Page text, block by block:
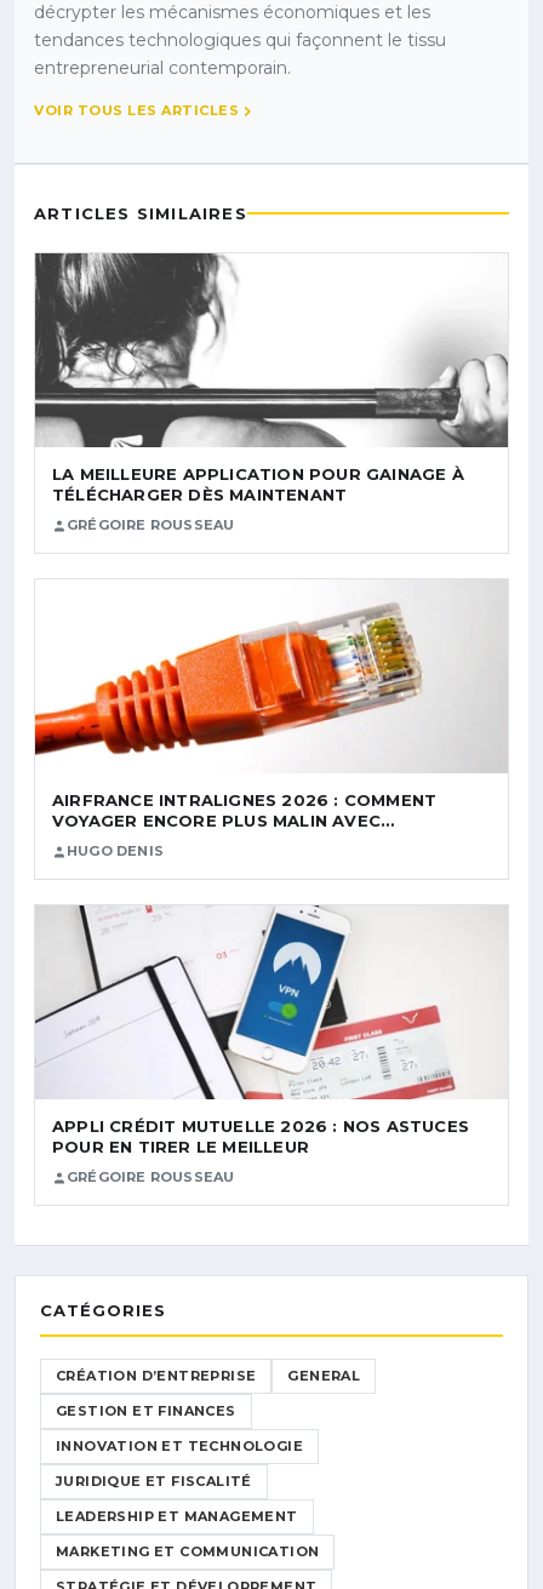
décrypter les mécanismes économiques et les
tendances technologiques qui façonnent le tissu
entrepreneurial contemporain.
VOIR TOUS LES ARTICLES
ARTICLES SIMILAIRES
LA MEILLEURE APPLICATION POUR GAINAGE À
TÉLÉCHARGER DÈS MAINTENANT
GRÉGOIRE ROUSSEAU
AIRFRANCE INTRALIGNES 2026 : COMMENT
VOYAGER ENCORE PLUS MALIN AVEC…
HUGO DENIS
APPLI CRÉDIT MUTUELLE 2026 : NOS ASTUCES
POUR EN TIRER LE MEILLEUR
GRÉGOIRE ROUSSEAU
CATÉGORIES
CRÉATION D’ENTREPRISE GENERAL
GESTION ET FINANCES
INNOVATION ET TECHNOLOGIE
JURIDIQUE ET FISCALITÉ
LEADERSHIP ET MANAGEMENT
MARKETING ET COMMUNICATION